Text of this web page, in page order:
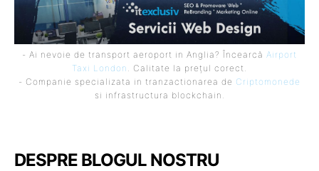
- Ai nevoie de transport aeroport in Anglia? Încearcă Airport
Taxi London
. Calitate la prețul corect.
- Companie specializata in tranzactionarea de Criptomonede
si infrastructura blockchain.
DESPRE BLOGUL NOSTRU